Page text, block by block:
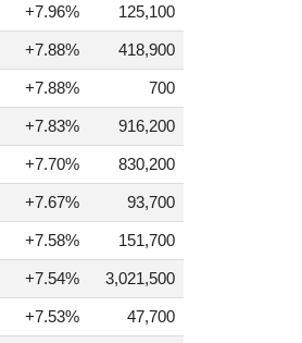
+7.96% 125,100
+7.88% 418,900
+7.88% 700
+7.83% 916,200
+7.70% 830,200
+7.67% 93,700
+7.58% 151,700
+7.54% 3,021,500
+7.53% 47,700